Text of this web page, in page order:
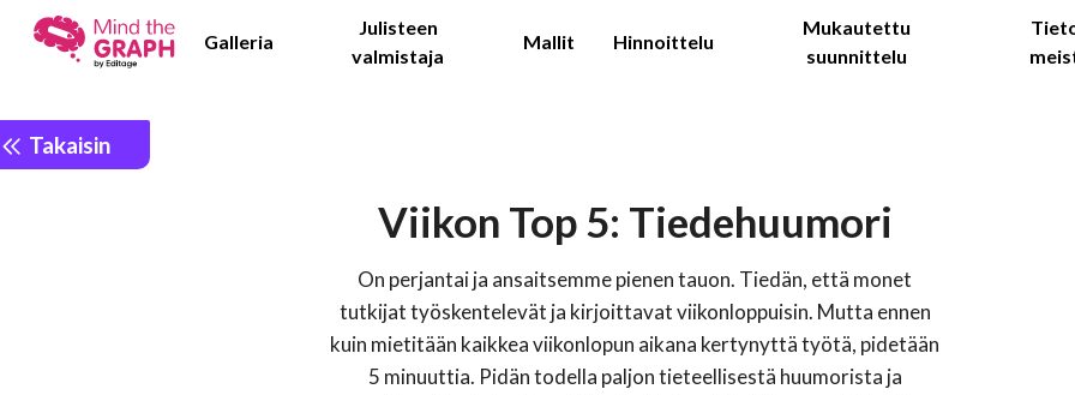
Galleria
Julisteen
valmistaja
Mallit Hinnoittelu
Mukautettu
suunnittelu
Takaisin
Viikon Top 5: Tiedehuumori
On perjantai ja ansaitsemme pienen tauon. Tiedän, että monet
tutkijat työskentelevät ja kirjoittavat viikonloppuisin. Mutta ennen
kuin mietitään kaikkea viikonlopun aikana kertynyttä työtä, pidetään
5 minuuttia. Pidän todella paljon tieteellisestä huumorista ja